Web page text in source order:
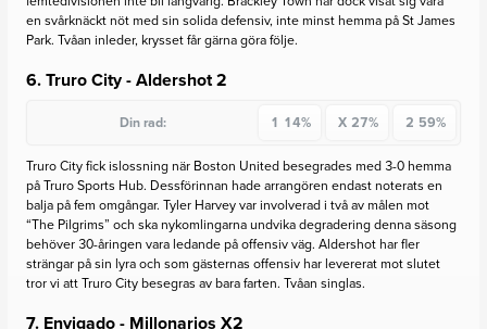
en svårknäckt nöt med sin solida defensiv, inte minst hemma på St James
Park. Tvåan inleder, krysset får gärna göra följe.
6. Truro City - Aldershot2
Din rad: 1 14% X 27% 2 59%
Truro City fick islossning när Boston United besegrades med 3-0 hemma
på Truro Sports Hub. Dessförinnan hade arrangören endast noterats en
balja på fem omgångar. Tyler Harvey var involverad i två av målen mot
“The Pilgrims” och ska nykomlingarna undvika degradering denna säsong
behöver 30-åringen vara ledande på offensiv väg. Aldershot har fler
strängar på sin lyra och som gästernas offensiv har levererat mot slutet
tror vi att Truro City besegras av bara farten. Tvåan singlas.
7. Envigado - MillonariosX2